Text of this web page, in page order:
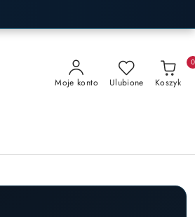
Moje konto Ulubione Koszyk
0